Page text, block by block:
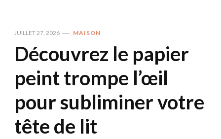
JUILLET 27, 2026 MAISON
Découvrez le papier
peint trompe l’œil
pour subliminer votre
tête de lit